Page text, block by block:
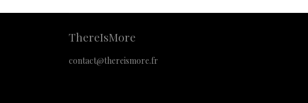
ThereIsMore
contact@thereismore.fr